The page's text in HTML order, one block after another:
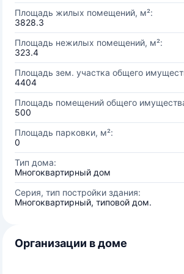
Площадь жилых помещений, м²:
3828.3
Площадь нежилых помещений, м²:
323.4
Площадь зем. участка общего
4404
Площадь помещений общего
500
Площадь парковки, м²:
0
Тип дома:
Многоквартирный дом
Серия, тип постройки здания:
Многоквартирный, типовой дом.
Организации в доме